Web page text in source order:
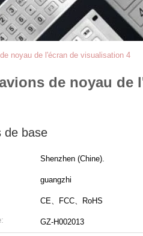
noyau de l'écran de visualisation 4
de noyau de
de base
Shenzhen (Chine).
guangzhi
CE、FCC、RoHS
GZ-H002013